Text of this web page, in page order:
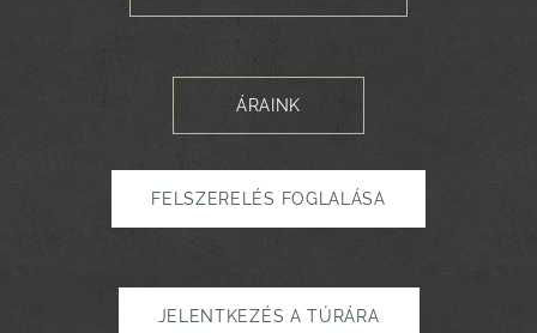
ÁRAINK
FELSZERELÉS FOGLALÁSA
JELENTKEZÉS A TÚRÁRA